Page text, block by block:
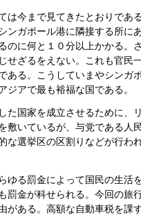
は今まで見てきたとおりであ
ンガポール港に隣接する所に
のに何と１０分以上かかる。
せざるをえない。これも官民
ある。こうしていまやシンガ
ジアで最も裕福な国である。
た国家を成立させるために、
敷いているが、与党である人
な選挙区の区割りなどが行わ
ゆる罰金によって国民の生活
罰金が科せられる。今回の旅
がある。高額な自動車税を課